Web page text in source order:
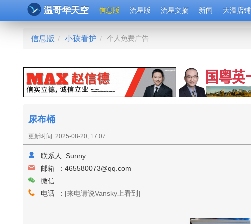
温哥华天空 信息版 流星版 流星文摘 新闻 大温店铺
信息版 / 小孩看护 / 个人免费广告
尿布桶
更新时间: 2025-08-20, 17:07
联系人: Sunny
邮箱 : 465580073@qq.com
微信 :
电话 : [来电请说Vansky上看到]